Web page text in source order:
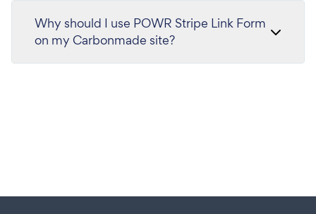
Why should I use POWR Stripe Link Form
on my Carbonmade site?